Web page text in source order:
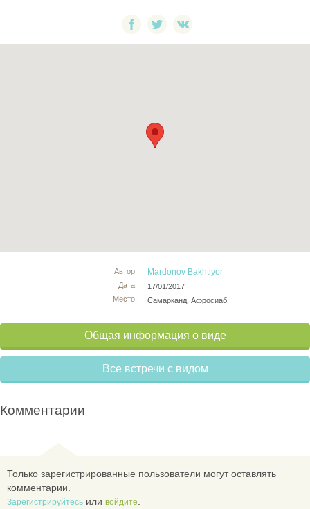
Автор:
Дата:
Место:
Mardonov Bakhtiyor
17/01/2017
Самарканд, Афросиаб
Общая информация о виде
Все встречи с видом
Комментарии
Только зарегистрированные пользователи могут оставлять
комментарии.
Зарегистрируйтесь или войдите